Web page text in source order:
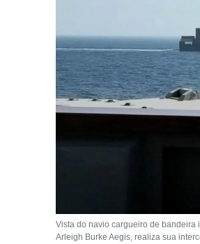
Vista do navio cargueiro de bandeira
Arleigh Burke Aegis, realiza sua